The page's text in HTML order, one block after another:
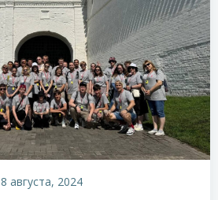
8 августа, 2024